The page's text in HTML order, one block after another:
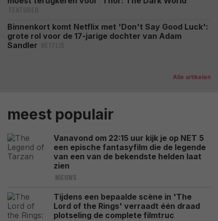
Binnenkort komt Netflix met 'Don't Say Good Luck':
grote rol voor de 17-jarige dochter van Adam
Sandler
Alle artikelen
meest populair
Vanavond om 22:15 uur kijk je op NET 5
een epische fantasyfilm die de legende
van een van de bekendste helden laat
zien
NIEUWS
Tijdens een bepaalde scène in 'The
Lord of the Rings' verraadt één draad
plotseling de complete filmtruc